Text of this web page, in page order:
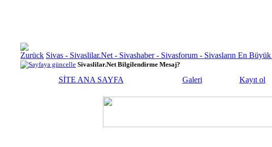
Sivas - Sivaslilar.Net - Sivashaber - Sivasforum - Sivasların En
Sivaslilar.Net Bilgilendirme Mesaj?
SİTE ANA SAYFA Galeri Kayıt ol